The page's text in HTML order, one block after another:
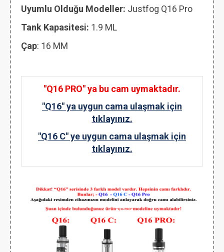
Uyumlu Olduğu Modeller: Justfog Q16 Pro
Tank Kapasitesi: 1.9 ML
Çap: 16 MM
"Q16 PRO" ya bu cam uymaktadır.
"Q16" ya uygun cama ulaşmak için
tıklayınız.
"Q16 C" ye uygun cama ulaşmak için
tıklayınız.